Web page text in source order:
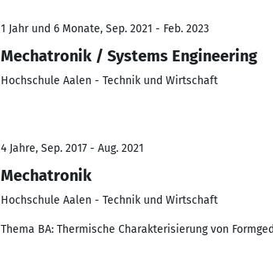
1 Jahr und 6 Monate, Sep. 2021 - Feb. 2023
Mechatronik / Systems Engineering
Hochschule Aalen - Technik und Wirtschaft
4 Jahre, Sep. 2017 - Aug. 2021
Mechatronik
Hochschule Aalen - Technik und Wirtschaft
Thema BA: Thermische Charakterisierung von